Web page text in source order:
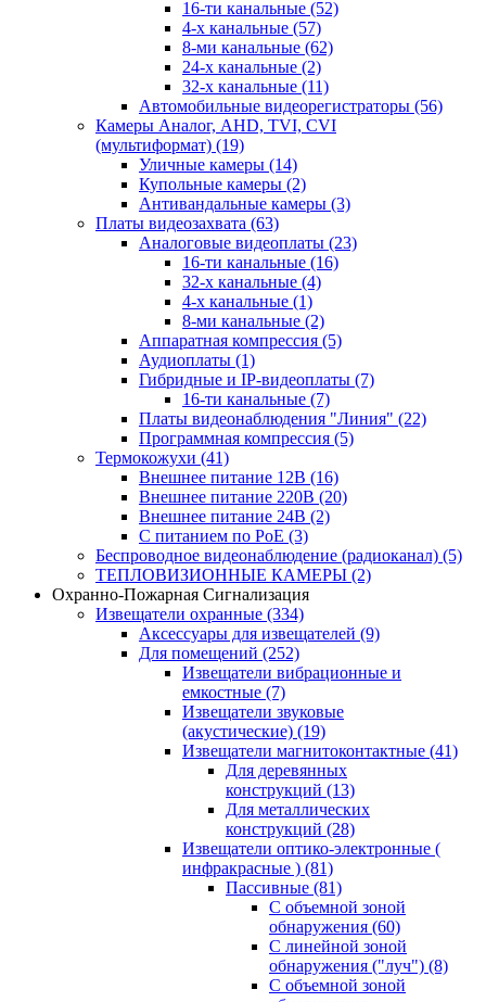
16-ти канальные (52)
4-х канальные (57)
8-ми канальные (62)
24-х канальные (2)
32-х канальные (11)
Автомобильные видеорегистраторы (56)
Камеры Аналог, AHD, TVI, CVI
(мультиформат) (19)
Уличные камеры (14)
Купольные камеры (2)
Антивандальные камеры (3)
Платы видеозахвата (63)
Аналоговые видеоплаты (23)
16-ти канальные (16)
32-х канальные (4)
4-х канальные (1)
8-ми канальные (2)
Аппаратная компрессия (5)
Аудиоплаты (1)
Гибридные и IP-видеоплаты (7)
16-ти канальные (7)
Платы видеонаблюдения "Линия" (22)
Программная компрессия (5)
Термокожухи (41)
Внешнее питание 12В (16)
Внешнее питание 220В (20)
Внешнее питание 24В (2)
С питанием по PoE (3)
Беспроводное видеонаблюдение (радиоканал) (5)
ТЕПЛОВИЗИОННЫЕ КАМЕРЫ (2)
Охранно-Пожарная Сигнализация
Извещатели охранные (334)
Аксессуары для извещателей (9)
Для помещений (252)
Извещатели вибрационные и
емкостные (7)
Извещатели звуковые
(акустические) (19)
Извещатели магнитоконтактные (41)
Для деревянных
конструкций (13)
Для металлических
конструкций (28)
Извещатели оптико-электронные (
инфракрасные ) (81)
Пассивные (81)
С объемной зоной
обнаружения (60)
С линейной зоной
обнаружения ("луч") (8)
С объемной зоной